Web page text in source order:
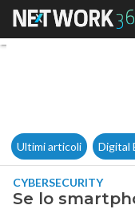
Ultimi articoli Digital
CYBERSECURITY
Se lo